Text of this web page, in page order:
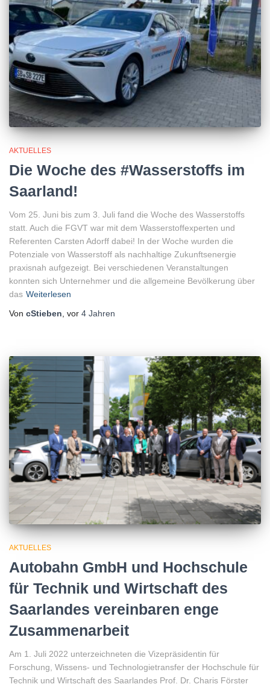
AKTUELLES
Die Woche des #Wasserstoffs im
Saarland!
Vom 25. Juni bis zum 3. Juli fand die Woche des Wasserstoffs
statt. Auch die FGVT war mit dem Wasserstoffexperten und
Referenten Carsten Adorff dabei! In der Woche wurden die
Potenziale von Wasserstoff als nachhaltige Zukunftsenergie
praxisnah aufgezeigt. Bei verschiedenen Veranstaltungen
konnten sich Unternehmer und die allgemeine Bevölkerung über
das Weiterlesen
Von cStieben , vor 4 Jahren
AKTUELLES
Autobahn GmbH und Hochschule
für Technik und Wirtschaft des
Saarlandes vereinbaren enge
Zusammenarbeit
Am 1. Juli 2022 unterzeichneten die Vizepräsidentin für
Forschung, Wissens- und Technologietransfer der Hochschule für
Technik und Wirtschaft des Saarlandes Prof. Dr. Charis Förster